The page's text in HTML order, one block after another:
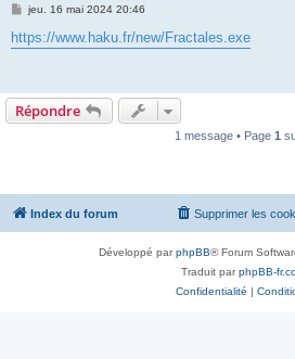
M
s
s
jeu. 16 mai 2024 20:46
https://www.haku.fr/new/Fractales.exe
Répondre
1 message • Page 1
Index du forum Supprimer les
Développé parphpBB® Forum
Traduit parphpBB-
Confidentialité |